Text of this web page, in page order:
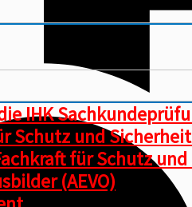
IHK
Schutz und
für Schutz
(AEVO)